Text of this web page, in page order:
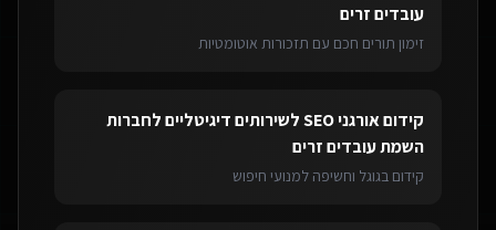
עובדים זרים
זימון תורים חכם עם תזכורות אוטומטיות
קידום אורגני SEO לשירותים דיגיטליים לחברות
השמת עובדים זרים
קידום בגוגל וחשיפה למנועי חיפוש